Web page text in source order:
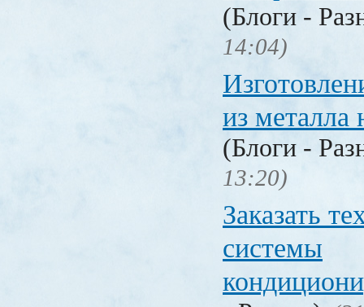
(Блоги -
14:04)
из
(Блоги -
13:20)
Заказать
системы